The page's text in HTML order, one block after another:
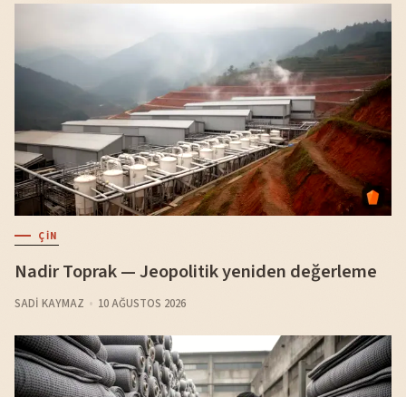
ÇIN
Nadir Toprak — Jeopolitik yeniden değerleme
SADI KAYMAZ 10 AĞUSTOS 2026